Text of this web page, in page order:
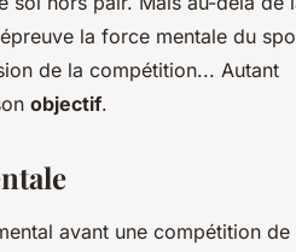
la force mentale du
de la compétition... Autant
objectif.
avant une compétition de